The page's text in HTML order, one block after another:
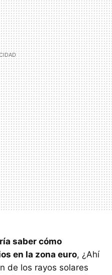
saber cómo
en la zona euro, ¿Ahí
de los rayos solares